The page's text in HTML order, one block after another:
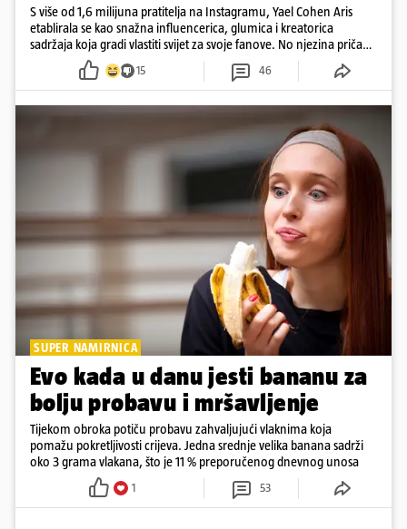
S više od 1,6 milijuna pratitelja na Instagramu, Yael Cohen Aris
etablirala se kao snažna influencerica, glumica i kreatorica
sadržaja koja gradi vlastiti svijet za svoje fanove. No njezina priča
pokazuje da online slava dolazi i s neočekivanim izazovima
15 46
SUPER NAMIRNICA
Evo kada u danu jesti bananu za
bolju probavu i mršavljenje
Tijekom obroka potiču probavu zahvaljujući vlaknima koja
pomažu pokretljivosti crijeva. Jedna srednje velika banana sadrži
oko 3 grama vlakana, što je 11 % preporučenog dnevnog unosa
1 53